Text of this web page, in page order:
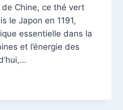
Chine, ce thé vert
le Japon en 1191,
essentielle dans la
et l’énergie des